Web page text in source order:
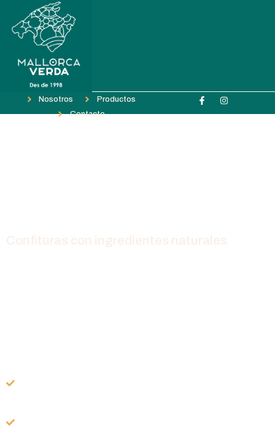
Nosotros
Productos
Contacto
Confituras con ingredientes naturales